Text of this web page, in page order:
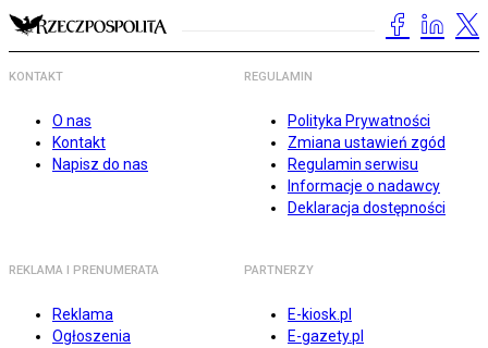
KONTAKT
O nas
Kontakt
Napisz do nas
REGULAMIN
Polityka Prywatności
Zmiana ustawień zgód
Regulamin serwisu
Informacje o nadawcy
Deklaracja dostępności
REKLAMA I PRENUMERATA
Reklama
Ogłoszenia
PARTNERZY
E-kiosk.pl
E-gazety.pl